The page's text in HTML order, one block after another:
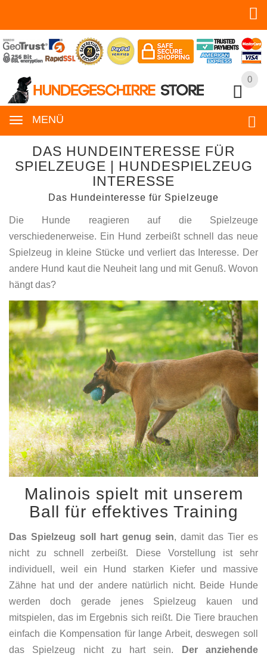
0
MENÜ
0
DAS HUNDEINTERESSE FÜR
SPIELZEUGE | HUNDESPIELZEUG
INTERESSE
Das Hundeinteresse für Spielzeuge
Die Hunde reagieren auf die Spielzeuge
verschiedenerweise. Ein Hund zerbeißt schnell das neue
Spielzeug in kleine Stücke und verliert das Interesse. Der
andere Hund kaut die Neuheit lang und mit Genuß. Wovon
hängt das?
Malinois spielt mit unserem
Ball für effektives Training
Das Spielzeug soll hart genug sein, damit das Tier es
nicht zu schnell zerbeißt. Diese Vorstellung ist sehr
individuell, weil ein Hund starken Kiefer und massive
Zähne hat und der andere natürlich nicht. Beide Hunde
werden doch gerade jenes Spielzeug kauen und
mitspielen, das im Ergebnis sich reißt. Die Tiere brauchen
einfach die Kompensation für lange Arbeit, deswegen soll
das Spielzeug nicht zu hart sein.
Der anziehende